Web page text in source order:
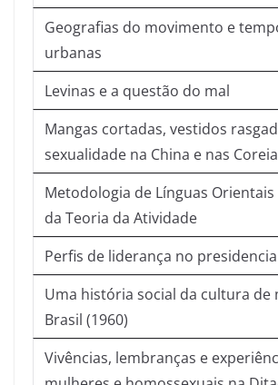
Geografias do movimento e
urbanas
Levinas e a questão do mal
Mangas cortadas, vestidos
sexualidade na China e nas
Metodologia de Línguas Orientais
da Teoria da Atividade
Perfis de liderança no
Uma história social da cultura de
Brasil (1960)
Vivências, lembranças e